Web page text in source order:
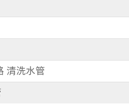
清洗水管